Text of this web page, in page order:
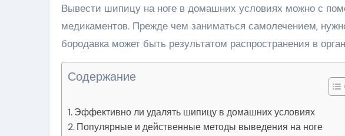
Вывести шипицу на ноге в домашних условиях можно с
медикаментов. Прежде чем заниматься самолечением,
бородавка может быть результатом распространения в
Содержание
Эффективно ли удалять шипицу в домашних условиях
Популярные и действенные методы выведения на ноге